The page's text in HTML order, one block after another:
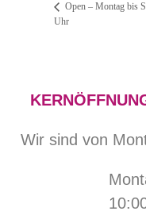
Open – Montag bis
Uhr
Wir sind von